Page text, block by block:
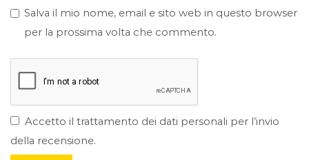
Salva il mio nome, email e sito web in questo browser
per la prossima volta che commento.
Accetto il trattamento dei dati personali per l’invio
della recensione.